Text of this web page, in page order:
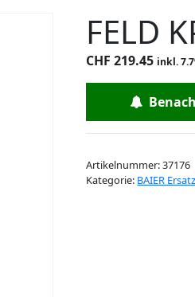
FELD
CHF 219.45 inkl.
Artikelnummer:37176
Kategorie: BAIER